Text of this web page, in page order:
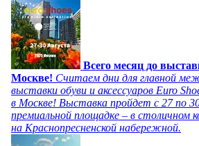
Всего месяц до
Москве! Считаем дни для главной
выставки обуви и аксессуаров Euro
в Москве! Выставка пройдет с 27 по
премиальной площадке – в столичном
на Краснопресненской набережной.